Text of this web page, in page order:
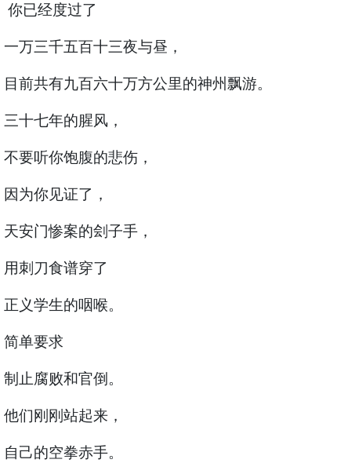
你已经度过了
一万三千五百十三夜与昼，
目前共有九百六十万方公里的神州飘游。
三十七年的腥风，
不要听你饱腹的悲伤，
因为你见证了，
天安门惨案的刽子手，
用刺刀食谱穿了
正义学生的咽喉。
简单要求
制止腐败和官倒。
他们刚刚站起来，
自己的空拳赤手。